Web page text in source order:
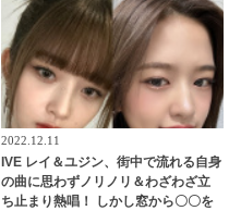
ー・・
2022.12.11
IVE レイ＆ユジン、街中で流れる自身
の曲に思わずノリノリ＆わざわざ立
ち止まり熱唱！ しかし窓から〇〇を